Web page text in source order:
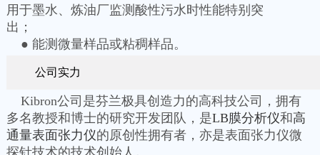
用于墨水、炼油厂监测酸性污水时性能特别突
出；
● 能测微量样品或粘稠样品。
公司实力
Kibron公司是芬兰极具创造力的高科技公司，拥有
多名教授和博士的研究开发团队，是LB膜分析仪和高
通量表面张力仪的原创性拥有者，亦是表面张力仪微
探针技术的技术创始人。